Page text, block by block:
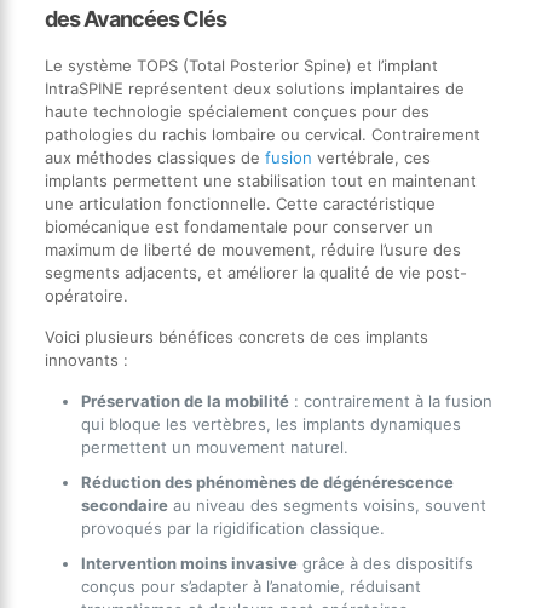
des Avancées Clés
Le système TOPS (Total Posterior Spine) et l’implant
IntraSPINE représentent deux solutions implantaires de
haute technologie spécialement conçues pour des
pathologies du rachis lombaire ou cervical. Contrairement
aux méthodes classiques de fusion vertébrale, ces
implants permettent une stabilisation tout en maintenant
une articulation fonctionnelle. Cette caractéristique
biomécanique est fondamentale pour conserver un
maximum de liberté de mouvement, réduire l’usure des
segments adjacents, et améliorer la qualité de vie post-
opératoire.
Voici plusieurs bénéfices concrets de ces implants
innovants :
Préservation de la mobilité: contrairement à la fusion
qui bloque les vertèbres, les implants dynamiques
permettent un mouvement naturel.
Réduction des phénomènes de dégénérescence
secondaireau niveau des segments voisins, souvent
provoqués par la rigidification classique.
Intervention moins invasivegrâce à des dispositifs
conçus pour s’adapter à l’anatomie, réduisant